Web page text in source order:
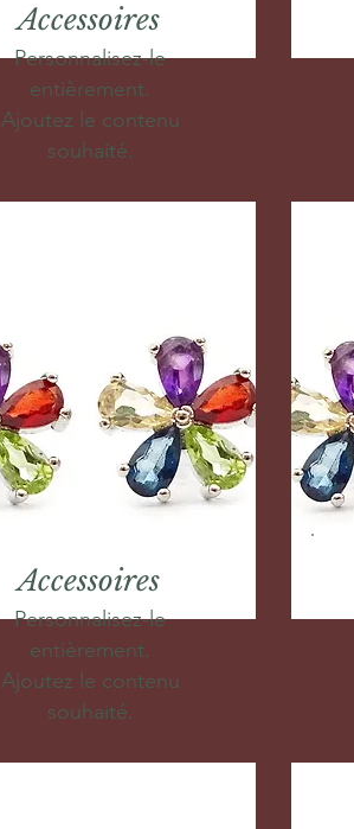
Accessoires
Personnalisez-le
entièrement.
Ajoutez le contenu
souhaité.
Accessoires
Personnalisez-le
entièrement.
Ajoutez le contenu
souhaité.